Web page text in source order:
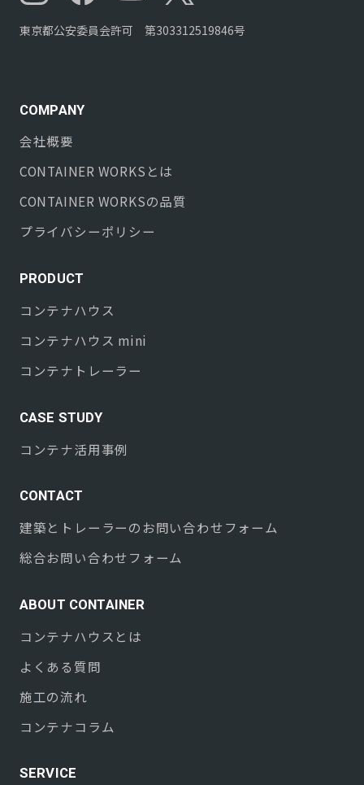
東京都公安委員会許可 第303312519846号
COMPANY
会社概要
CONTAINER WORKS とは
CONTAINER WORKSの品質
プライバシーポリシー
PRODUCT
コンテナハウス
コンテナハウス mini
コンテナトレーラー
CASE STUDY
コンテナ活用事例
CONTACT
建築とトレーラーのお問い合わせフォーム
総合お問い合わせフォーム
ABOUT CONTAINER
コンテナハウスとは
よくある質問
施工の流れ
コンテナコラム
SERVICE